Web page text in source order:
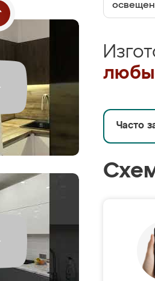
Часто